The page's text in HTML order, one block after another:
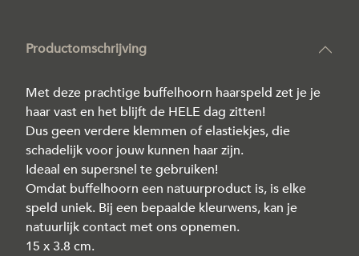
Productomschrijving
Met deze prachtige buffelhoorn haarspeld zet je je
haar vast en het blijft de HELE dag zitten!
Dus geen verdere klemmen of elastiekjes, die
schadelijk voor jouw kunnen haar zijn.
Ideaal en supersnel te gebruiken!
Omdat buffelhoorn een natuurproduct is, is elke
speld uniek. Bij een bepaalde kleurwens, kan je
natuurlijk contact met ons opnemen.
15 x 3.8 cm.